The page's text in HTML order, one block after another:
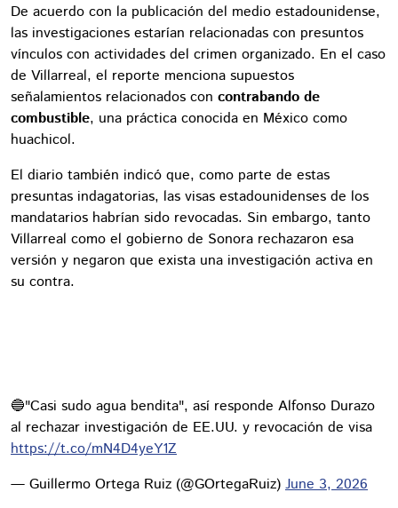
De acuerdo con la publicación del medio estadounidense,
las investigaciones estarían relacionadas con presuntos
vínculos con actividades del crimen organizado. En el caso
de Villarreal, el reporte menciona supuestos
señalamientos relacionados con contrabando de
combustible, una práctica conocida en México como
huachicol.
El diario también indicó que, como parte de estas
presuntas indagatorias, las visas estadounidenses de los
mandatarios habrían sido revocadas. Sin embargo, tanto
Villarreal como el gobierno de Sonora rechazaron esa
versión y negaron que exista una investigación activa en
su contra.
🔵"Casi sudo agua bendita", así responde Alfonso Durazo
al rechazar investigación de EE.UU. y revocación de visa
https://t.co/mN4D4yeY1Z
— Guillermo Ortega Ruiz (@GOrtegaRuiz) June 3, 2026